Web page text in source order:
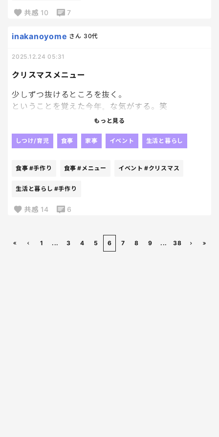
共感 10 7
クリスマスメニュー
inakanoyome さん 30代
2025.12.24 05:31
少しずつ抜けるところを抜く。
ということを覚えた今年。な気がする。笑
冷凍のナゲットだったり
今年は購入済み！
うーーーまーーー！！！！って
ピックアップしたので
そして子供たちと戯れる時間もとれるし
もっと見る
しつけ/育児 食事 家事 イベント 生活と暮らし
食事 #手作り 食事 #メニュー イベント #クリスマス
生活と暮らし #手作り
共感 14 6
1 ... 3 4 5 6 7 8 9 ... 38